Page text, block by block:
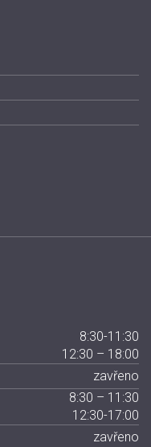
8:30-11:30
12:30 – 18:00
zavřeno
8:30 – 11:30
12:30-17:00
zavřeno